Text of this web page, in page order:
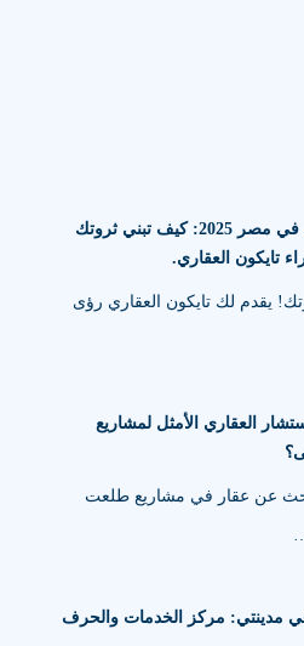
الاستثمار العقاري في مصر 2025: كيف تبني ثروتك
تايكون العقاري.
يقدم لك تايكون العقاري رؤى
العقاري الأمثل لمشاريع
عن عقار في مشاريع طلعت
مدينتي: مركز الخدمات والحرف